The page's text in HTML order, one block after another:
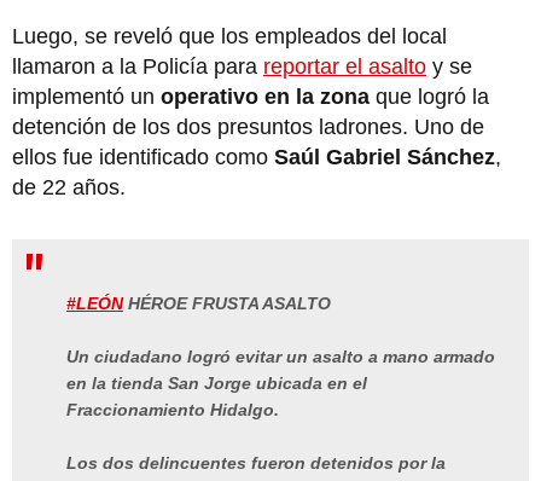
Luego, se reveló que los empleados del local
llamaron a la Policía para reportar el asalto y se
implementó un operativo en la zona que logró la
detención de los dos presuntos ladrones. Uno de
ellos fue identificado como Saúl Gabriel Sánchez,
de 22 años.
#LEÓNHÉROE FRUSTA ASALTO
Un ciudadano logró evitar un asalto a mano armado
en la tienda San Jorge ubicada en el
Fraccionamiento Hidalgo.
Los dos delincuentes fueron detenidos por la